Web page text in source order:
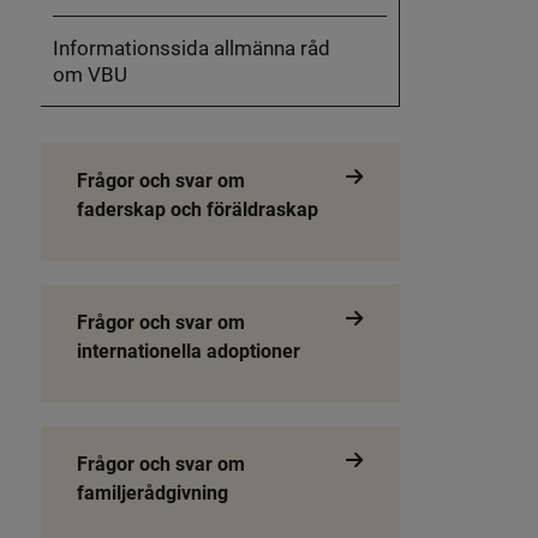
Informationssida allmänna råd
om VBU
Frågor och svar om
faderskap och föräldraskap
Frågor och svar om
internationella adoptioner
Frågor och svar om
familjerådgivning